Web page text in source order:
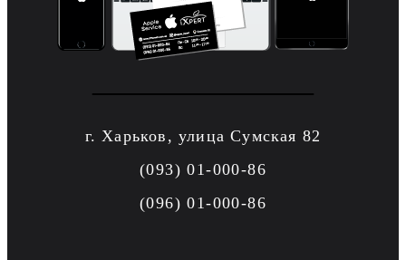
г. Харьков, улица Сумская 82
(093) 01-000-86
(096) 01-000-86